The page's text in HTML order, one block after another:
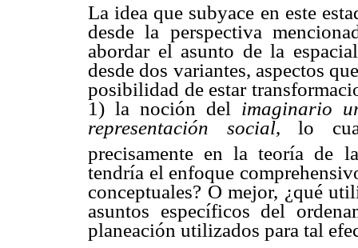
La idea que subyace en este
desde la perspectiva
abordar el asunto de la
desde dos variantes, aspectos
posibilidad de estar
1) la noción del imaginario
representación social, lo cual
precisamente en la teoría de
tendría el enfoque
conceptuales? O mejor, ¿qué
asuntos específicos del
planeación utilizados para tal